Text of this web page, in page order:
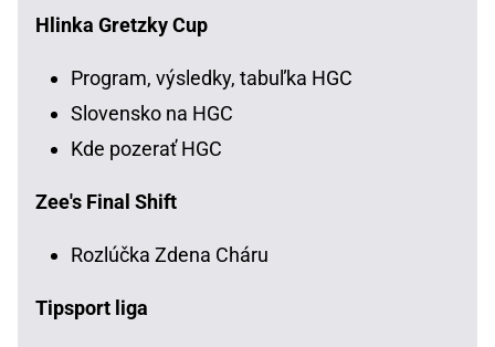
Hlinka Gretzky Cup
Program, výsledky, tabuľka HGC
Slovensko na HGC
Kde pozerať HGC
Zee's Final Shift
Rozlúčka Zdena Cháru
Tipsport liga